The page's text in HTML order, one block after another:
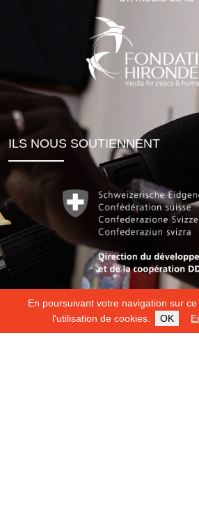
En poursuivant votre navigation sur
l'utilisation de cookies.
OK
ILS NOUS SOUTIENNENT